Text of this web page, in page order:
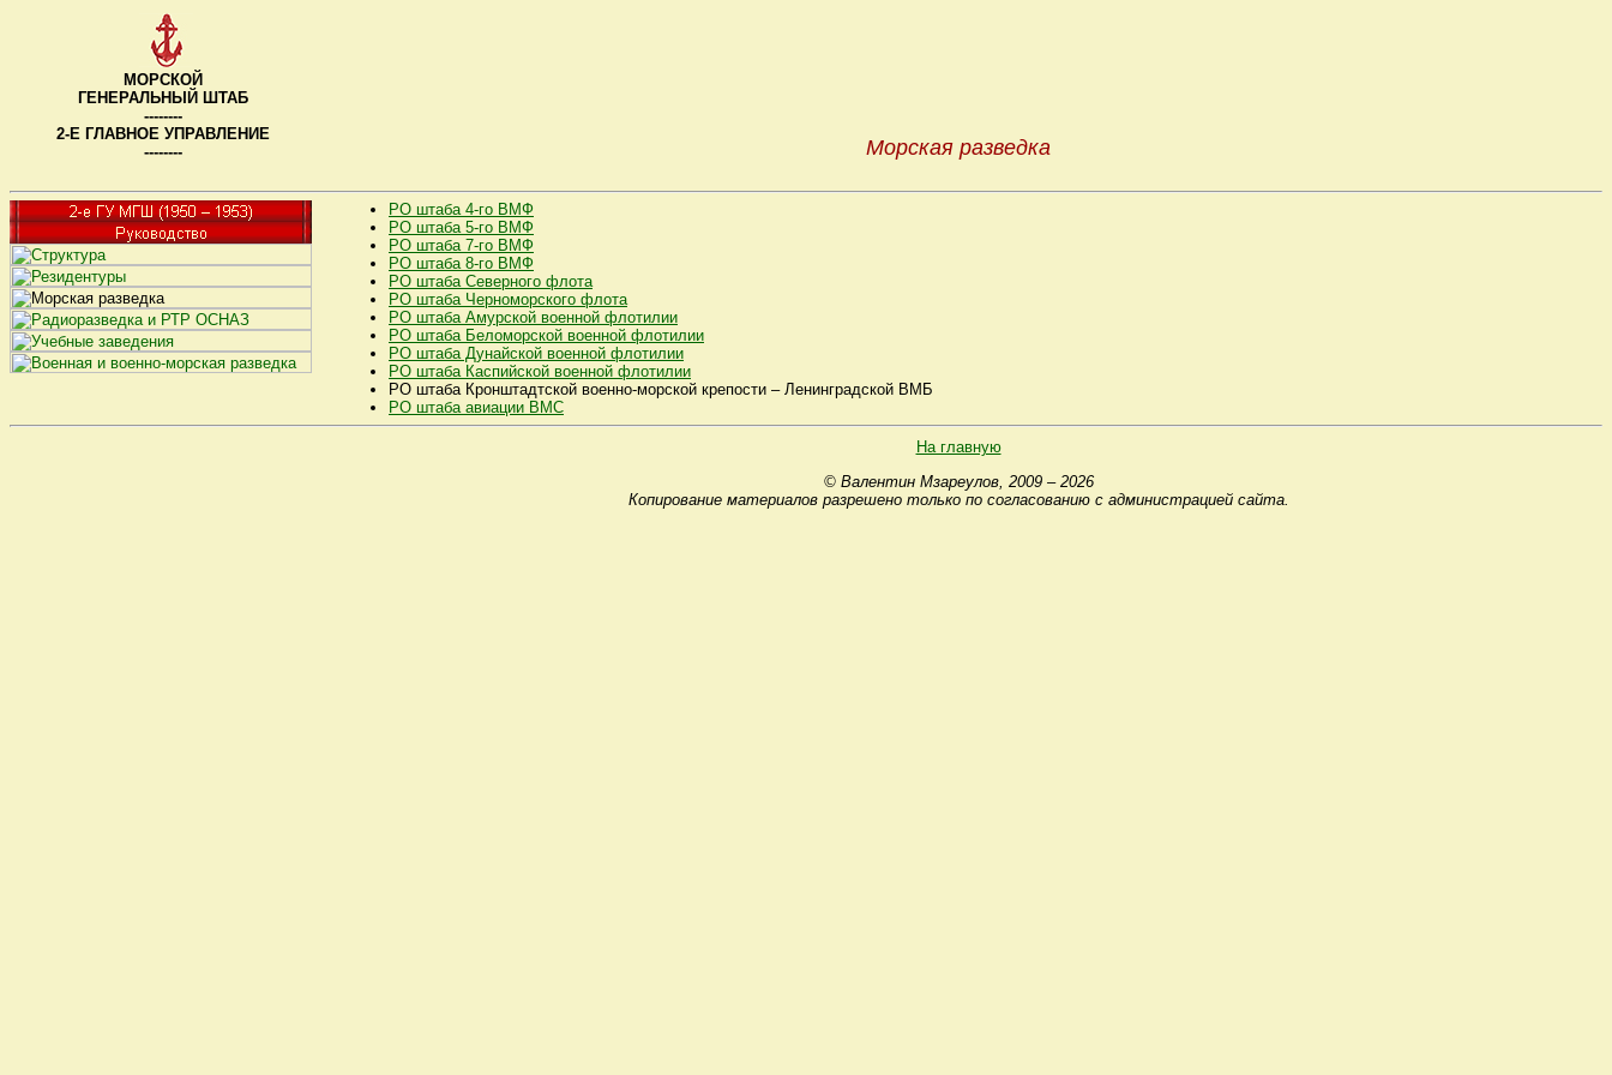
МОРСКОЙ
ГЕНЕРАЛЬНЫЙ ШТАБ
--------
2-Е ГЛАВНОЕ УПРАВЛЕНИЕ
--------
Морская разведка
РО штаба 4-го ВМФ
РО штаба 5-го ВМФ
РО штаба 7-го ВМФ
РО штаба 8-го ВМФ
РО штаба Северного флота
РО штаба Черноморского флота
РО штаба Амурской военной флотилии
РО штаба Беломорской военной флотилии
РО штаба Дунайской военной флотилии
РО штаба Каспийской военной флотилии
РО штаба Кронштадтской военно-морской крепости – Ленинградской ВМБ
РО штаба авиации ВМС
На главную
© Валентин Мзареулов, 2009 – 2026
Копирование материалов разрешено только по согласованию с администрацией сайта.